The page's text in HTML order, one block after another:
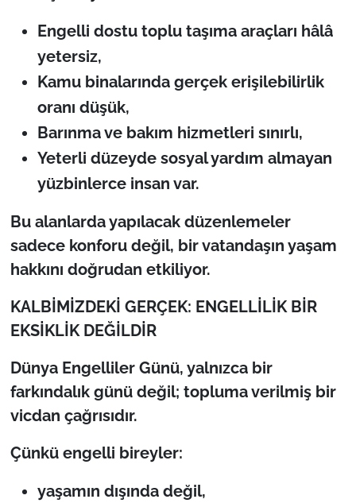
Engelli dostu toplu taşıma araçları hâlâ
yetersiz,
Kamu binalarında gerçek erişilebilirlik
oranı düşük,
Barınma ve bakım hizmetleri sınırlı,
Yeterli düzeyde sosyal yardım almayan
yüzbinlerce insan var.
Bu alanlarda yapılacak düzenlemeler
sadece konforu değil, bir vatandaşın yaşam
hakkını doğrudan etkiliyor.
KALBİMİZDEKİ GERÇEK: ENGELLİLİK BİR
EKSİKLİK DEĞİLDİR
Dünya Engelliler Günü, yalnızca bir
farkındalık günü değil; topluma verilmiş bir
vicdan çağrısıdır.
Çünkü engelli bireyler:
yaşamın dışında değil,